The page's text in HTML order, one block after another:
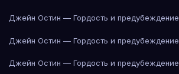
Джейн Остин — Гордость и предубеждение
Джейн Остин — Гордость и предубеждение
Джейн Остин — Гордость и предубеждение